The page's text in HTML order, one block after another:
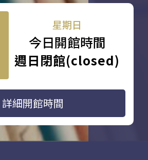
星期日
今日開館時間
週日閉館(closed)
詳細開館時間